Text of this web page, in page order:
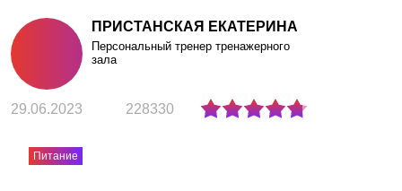
НОВОСТИ
ПРИСТАНСКАЯ ЕКАТЕРИНА
Персональный тренер тренажерного
зала
29.06.2023 228330
Питание